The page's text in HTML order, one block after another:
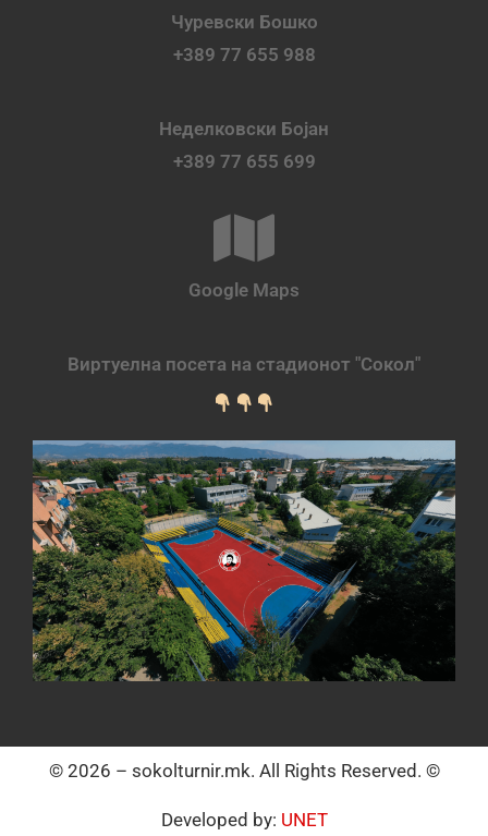
Чуревски Бошко
+389 77 655 988
Неделковски Бојан
+389 77 655 699
Google Maps
Виртуелна посета на стадионот "Сокол"
© 2026 – sokolturnir.mk. All Rights Reserved. ©
Developed by: UNET